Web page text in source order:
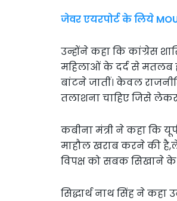
जेवर एयरपोर्ट के लिये
उन्होंने कहा कि कांग्रेस
महिलाओं के दर्द से मतलब
बांटने जातीं। केवल
तलाशना चाहिए जिसे
कबीना मंत्री ने कहा कि
माहौल खराब करने की
विपक्ष को सबक सिखाने के
सिद्धार्थ नाथ सिंह ने कहा